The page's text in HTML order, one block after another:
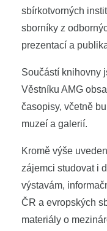
sbírkotvorných
sborníky z
prezentací a
Součástí knihovny
Věstníku AMG
časopisy, včetně
muzeí a galerií.
Kromě výše
zájemci studovat i
výstavám,
ČR a evropských
materiály o